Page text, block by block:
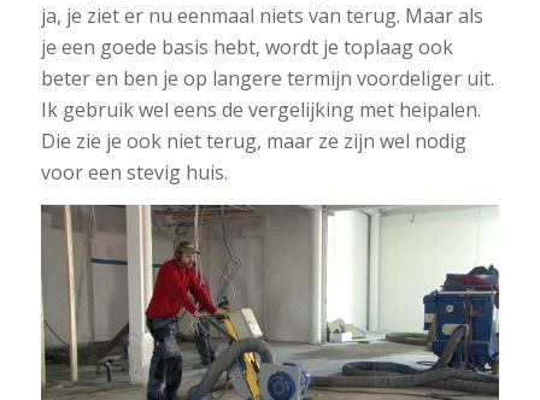
ja, je ziet er nu eenmaal niets van terug. Maar als
je een goede basis hebt, wordt je toplaag ook
beter en ben je op langere termijn voordeliger uit.
Ik gebruik wel eens de vergelijking met heipalen.
Die zie je ook niet terug, maar ze zijn wel nodig
voor een stevig huis.